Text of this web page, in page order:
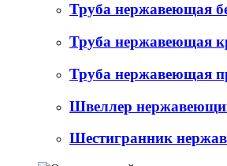
Труба нержавеющая
Труба нержавеющая
Труба нержавеющая
Швеллер
Шестигранник